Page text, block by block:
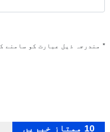
* مندرجہ ذیل عبارت کو سامنے
10 ممتاز خبریں